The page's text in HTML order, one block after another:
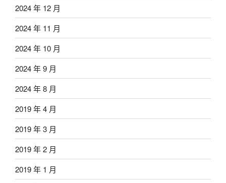
2024 年 12 月
2024 年 11 月
2024 年 10 月
2024 年 9 月
2024 年 8 月
2019 年 4 月
2019 年 3 月
2019 年 2 月
2019 年 1 月